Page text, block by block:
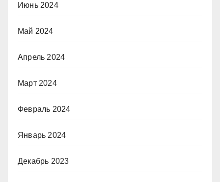
Июнь 2024
Май 2024
Апрель 2024
Март 2024
Февраль 2024
Январь 2024
Декабрь 2023